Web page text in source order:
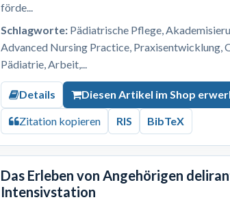
förde...
Schlagworte: Pädiatrische Pflege,
Advanced Nursing Practice, Praxisentwicklung,
Pädiatrie, Arbeit,...
Details Diesen Artikel im Shop
Zitation kopieren RIS BibTeX
Das Erleben von Angehörigen
Intensivstation